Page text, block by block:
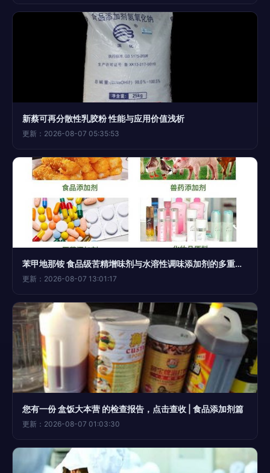
新蔡可再分散性乳胶粉 性能与应用价值浅析
更新：2026-08-07 05:35:53
苯甲地那铵 食品级苦精增味剂与水溶性调味添加剂的多重应用探析
更新：2026-08-07 13:01:17
您有一份 盒饭大本营 的检查报告，点击查收 | 食品添加剂篇
更新：2026-08-07 01:03:30